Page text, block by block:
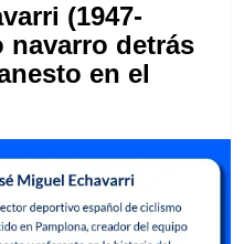
(1947-
navarro detrás
en el